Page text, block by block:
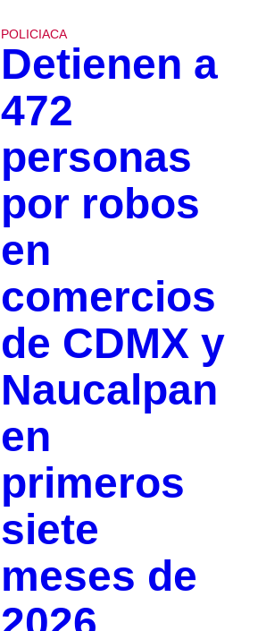
POLICIACA
Detienen a
472
personas
por robos
en
comercios
de CDMX y
Naucalpan
en
primeros
siete
meses de